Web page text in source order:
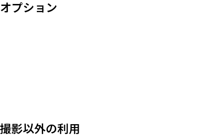
オプション
撮影以外の利用